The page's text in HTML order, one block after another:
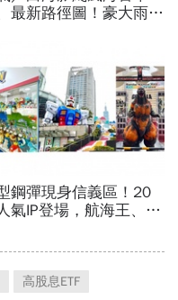
高股息ETF